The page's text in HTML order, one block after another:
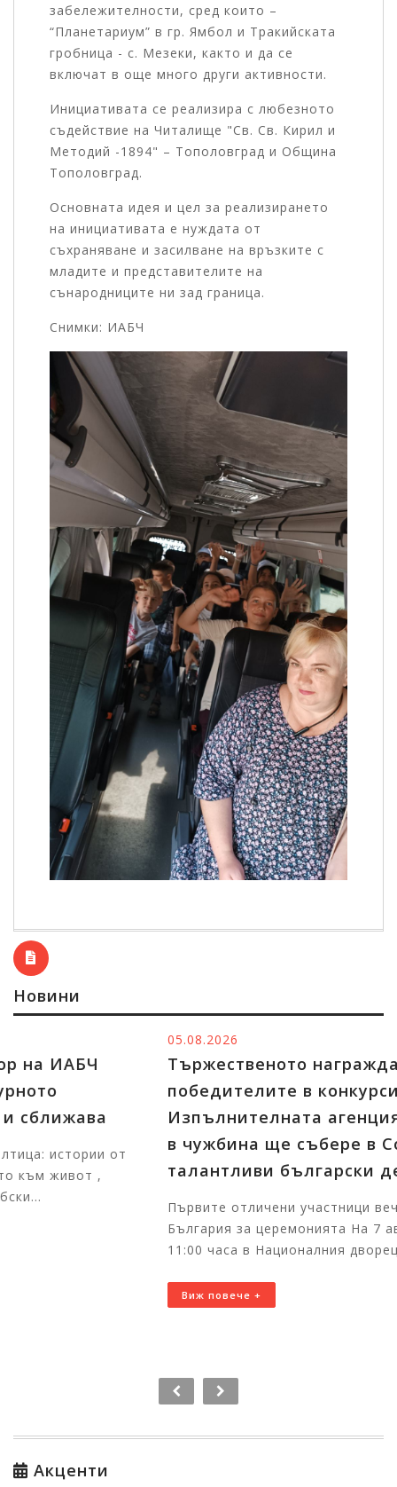
забележителности, сред които –
“Планетариум” в гр. Ямбол и Тракийската
гробница - с. Мезеки, както и да се
включат в още много други активности.
Инициативата се реализира с любезното
съдействие на Читалище "Св. Св. Кирил и
Методий -1894" – Тополовград и Община
Тополовград.
Основната идея и цел за реализирането
на инициативата е нуждата от
съхраняване и засилване на връзките с
младите и представителите на
сънародниците ни зад граница.
Снимки: ИАБЧ
Новини
Тържественото награждаване на
победителите в конкурсите на
Изпълнителната агенция за българите
в чужбина ще събере в София
талантливи български деца от цял свят
Първите отличени участници вече пристигнаха в
България за церемонията На 7 август 2026 г. от
11:00 часа в Националния дворец на децата щ...
Акценти